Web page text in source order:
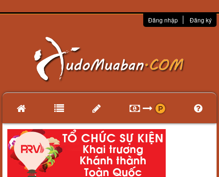
Đăng nhập Đăng ký